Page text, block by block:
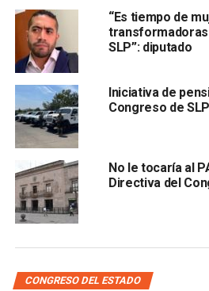
clínica de la interrupción del
derechos humanos de las
discriminación y confidencialidad
personales.
La propuesta aborda la definición
interrupción del embarazo
segunda semana de gestación
“Es tiempo de
SLP”: diputado
Iniciativa de
Congreso de SLP
No le tocaría al
Directiva del
CONGRESO DEL ESTADO